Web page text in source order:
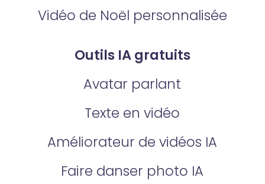
Vidéo de Noël personnalisée
Outils IA gratuits
Avatar parlant
Texte en vidéo
Améliorateur de vidéos IA
Faire danser photo IA